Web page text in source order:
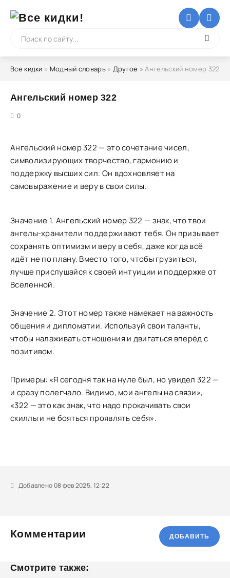
Все кидки » Модный словарь» Другое » Ангельский номер 322
Ангельский номер 322
0
Ангельский номер 322 — это сочетание чисел,
символизирующих творчество, гармонию и
поддержку высших сил. Он вдохновляет на
самовыражение и веру в свои силы.
Значение 1. Ангельский номер 322 — знак, что твои
ангелы-хранители поддерживают тебя. Он призывает
сохранять оптимизм и веру в себя, даже когда всё
идёт не по плану. Вместо того, чтобы грузиться,
лучше прислушайся к своей интуиции и поддержке от
Вселенной.
Значение 2. Этот номер также намекает на важность
общения и дипломатии. Используй свои таланты,
чтобы налаживать отношения и двигаться вперёд с
позитивом.
Примеры: «Я сегодня так на нуле был, но увидел 322 —
и сразу полегчало. Видимо, мои ангелы на связи»,
«322 — это как знак, что надо прокачивать свои
скиллы и не бояться проявлять себя».
Добавлено 08 фев 2025, 12:22
Комментарии ДОБАВИТЬ
Смотрите также: